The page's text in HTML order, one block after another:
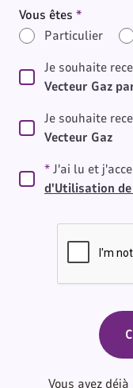
Vous êtes
Particulier
Je souhaite
Vecteur Gaz
Je souhaite
Vecteur Gaz
*J'ai lu et
d'Utilisation de
Vous avez